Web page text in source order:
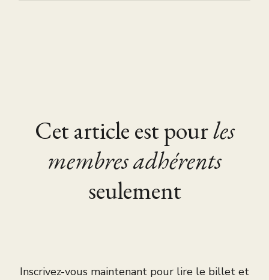
Cet article est pourles
membres adhérents
seulement
Inscrivez-vous maintenant pour lire le billet et